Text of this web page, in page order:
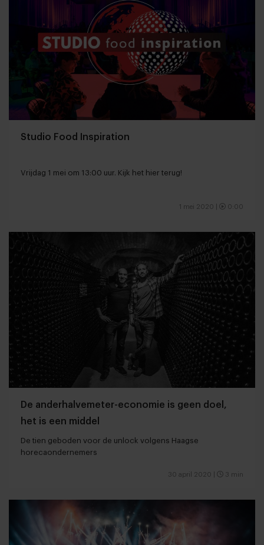
Studio Food Inspiration
Vrijdag 1 mei om 13:00 uur. Kijk het hier terug!
1 mei 2020 0:00
De anderhalvemeter-economie is geen doel,
het is een middel
De tien geboden voor de unlock volgens Haagse
horecaondernemers
30 april 2020 3 min